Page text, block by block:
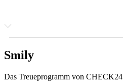
Smily
Das Treueprogramm von CHECK24